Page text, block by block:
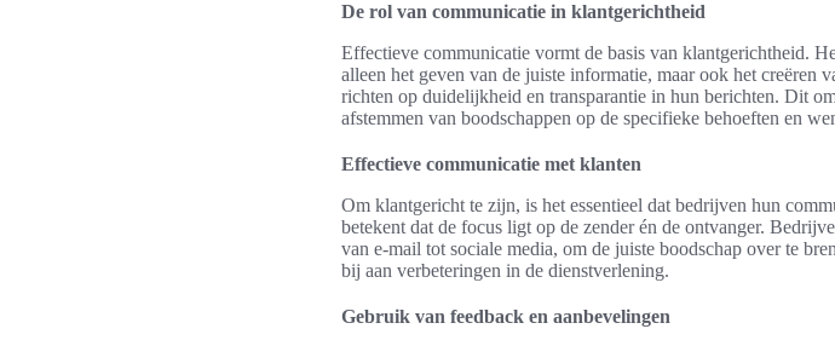
De rol van communicatie in klantgerichtheid
Effectieve communicatie vormt de basis van klantgerichtheid.
alleen het geven van de juiste informatie, maar ook het creëren
richten op duidelijkheid en transparantie in hun berichten. Dit
afstemmen van boodschappen op de specifieke behoeften en
Effectieve communicatie met klanten
Om klantgericht te zijn, is het essentieel dat bedrijven hun
betekent dat de focus ligt op de zender én de ontvanger.
van e-mail tot sociale media, om de juiste boodschap over te
bij aan verbeteringen in de dienstverlening.
Gebruik van feedback en aanbevelingen